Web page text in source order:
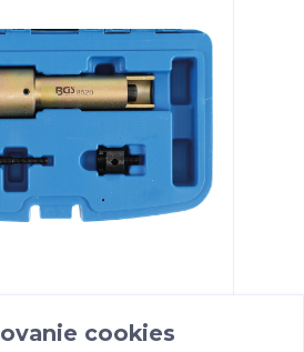
Ducato BGS 8520
91,43 €cookies